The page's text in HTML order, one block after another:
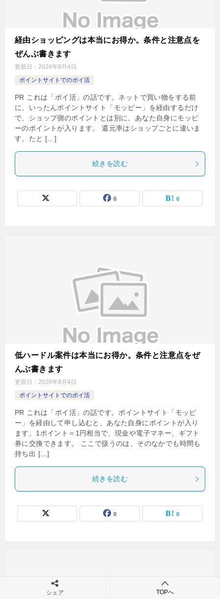
経由ショッピングは本当にお得か。条件と注意点を
ぜんぶ書きます
更新日： 2026年8月4日
ポイントサイトでのポイ活
PR これは「ポイ活」の話です。ネットで買い物をする前
に、いったんポイントサイト「モッピー」を経由するだけ
で、ショップ側のポイントとは別に、あなた自身にモッピ
ーのポイントが入ります。 還元率はショップごとに違いま
す。たと […]
続きを読む
0 0
低ハードル案件は本当にお得か。条件と注意点をぜ
んぶ書きます
更新日： 2026年8月4日
ポイントサイトでのポイ活
PR これは「ポイ活」の話です。ポイントサイト「モッピ
ー」を経由して申し込むと、あなた自身にポイントが入り
ます。1ポイント＝1円相当で、現金や電子マネー、ギフト
券に交換できます。 ここで扱うのは、そのなかでも時間も
持ち出 […]
続きを読む
0 0
シェア TOPへ